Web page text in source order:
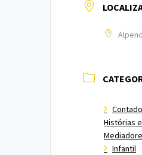
Histórias e
Infantil